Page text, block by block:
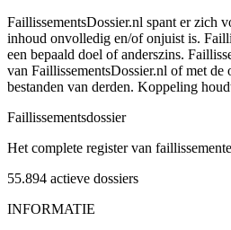
FaillissementsDossier.nl spant er zich
inhoud onvolledig en/of onjuist is.
een bepaald doel of anderszins.
van FaillissementsDossier.nl of met
bestanden van derden. Koppeling
Faillissementsdossier
Het complete register van
55.894 actieve dossiers
INFORMATIE